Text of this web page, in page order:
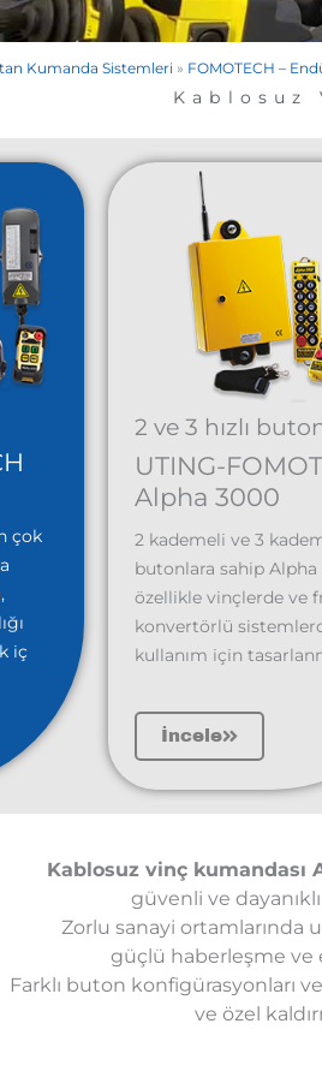
Kumanda Sistemleri » FOMOTECH –
Kablosuz
çok
iç
2 ve 3 hızlı
UTING-
Alpha 3000
2 kademeli ve 3
butonlara sahip Alpha
özellikle vinçlerde ve
konvertörlü
kullanım için
İncele
Kablosuz vinç kumandası
güvenli ve
Zorlu sanayi ortamlarında
güçlü haberleşme ve
Farklı buton konfigürasyonları
ve özel